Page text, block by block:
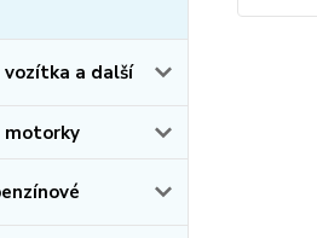
vozítka a další
motorky